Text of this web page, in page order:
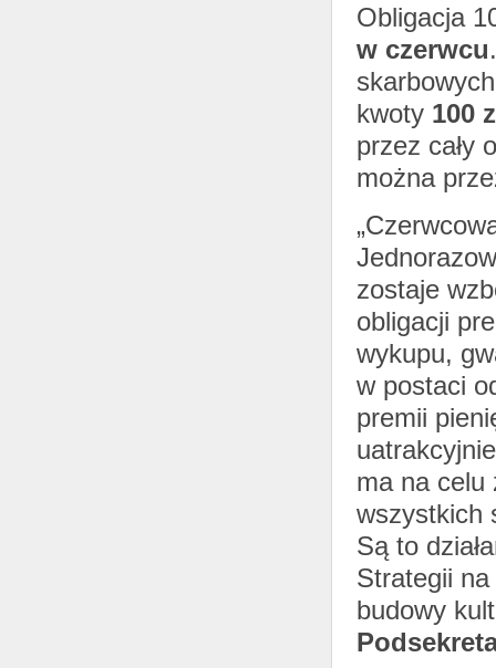
Obligacja
w czerwcu
kwoty 100
przez cały
można
zostaje
obligacji
wykupu,
w postaci
premii
ma na celu
wszystkich
Są to
Strategii
budowy